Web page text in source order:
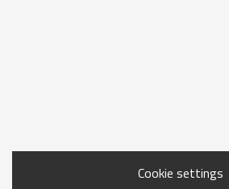
Cookie settings